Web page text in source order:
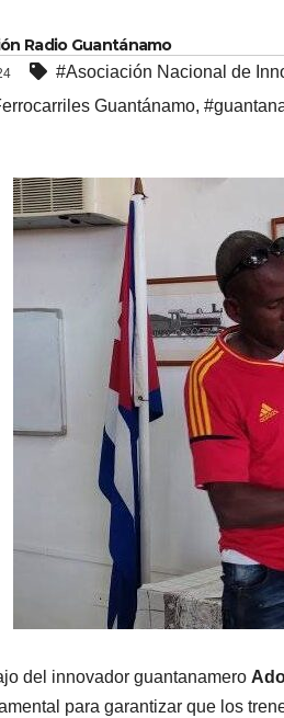
Radio Guantánamo
#Asociación Nacional de
Guantánamo,
del innovador guantanamero
para garantizar que los